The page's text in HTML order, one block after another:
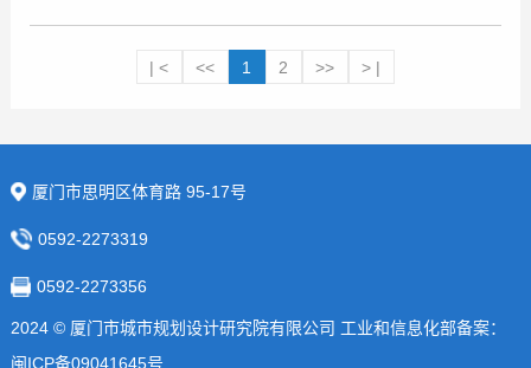
| < << 1 2 >> > |
厦门市思明区体育路 95-17号
0592-2273319
0592-2273356
2024 © 厦门市城市规划设计研究院有限公司 工业和信息化部备案：
闽ICP备09041645号